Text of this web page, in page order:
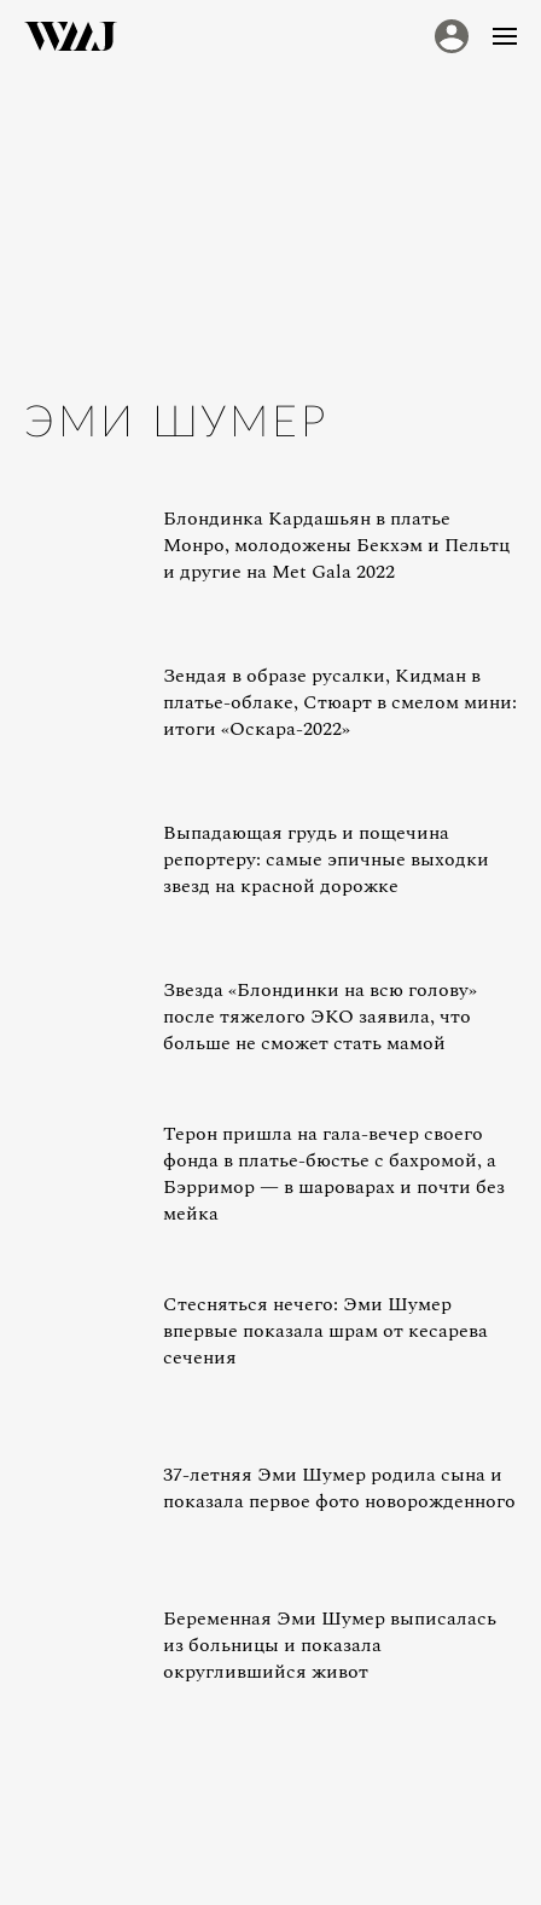
ЭМИ ШУМЕР
Блондинка Кардашьян в платье
Монро, молодожены Бекхэм и Пельтц
и другие на Met Gala 2022
Зендая в образе русалки, Кидман в
платье-облаке, Стюарт в смелом мини:
итоги «Оскара-2022»
Выпадающая грудь и пощечина
репортеру: самые эпичные выходки
звезд на красной дорожке
Звезда «Блондинки на всю голову»
после тяжелого ЭКО заявила, что
больше не сможет стать мамой
Терон пришла на гала-вечер своего
фонда в платье-бюстье с бахромой, а
Бэрримор — в шароварах и почти без
мейка
Стесняться нечего: Эми Шумер
впервые показала шрам от кесарева
сечения
37-летняя Эми Шумер родила сына и
показала первое фото новорожденного
Беременная Эми Шумер выписалась
из больницы и показала
округлившийся живот